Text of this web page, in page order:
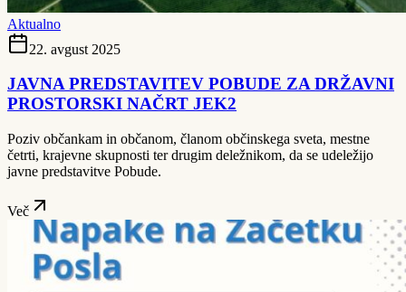
Aktualno
22. avgust 2025
JAVNA PREDSTAVITEV POBUDE ZA DRŽAVNI
PROSTORSKI NAČRT JEK2
Poziv občankam in občanom, članom občinskega sveta, mestne
četrti, krajevne skupnosti ter drugim deležnikom, da se udeležijo
javne predstavitve Pobude.
Več